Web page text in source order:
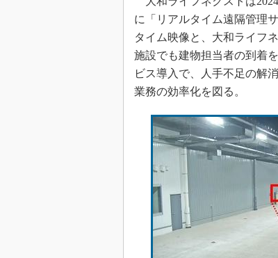
に「リアルタイム遠隔管理
タイム映像と、大和ライフ
施設でも建物担当者の到着
ビス導入で、人手不足の解
業務の効率化を図る。